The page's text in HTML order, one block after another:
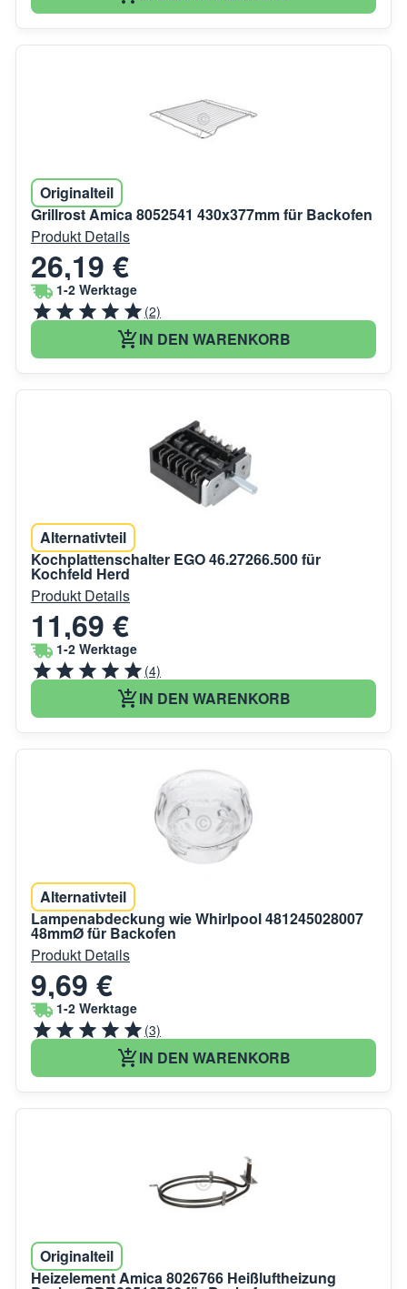
Originalteil
Grillrost Amica 8052541 430x377mm für Backofen
Produkt Details
26,19 €
1-2 Werktage
(2)
IN DEN WARENKORB
Alternativteil
Kochplattenschalter EGO 46.27266.500 für
Kochfeld Herd
Produkt Details
11,69 €
1-2 Werktage
(4)
IN DEN WARENKORB
Alternativteil
Lampenabdeckung wie Whirlpool 481245028007
48mmØ für Backofen
Produkt Details
9,69 €
1-2 Werktage
(3)
IN DEN WARENKORB
Originalteil
Heizelement Amica 8026766 Heißluftheizung